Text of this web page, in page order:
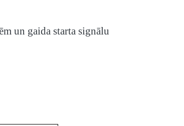
un gaida starta signālu